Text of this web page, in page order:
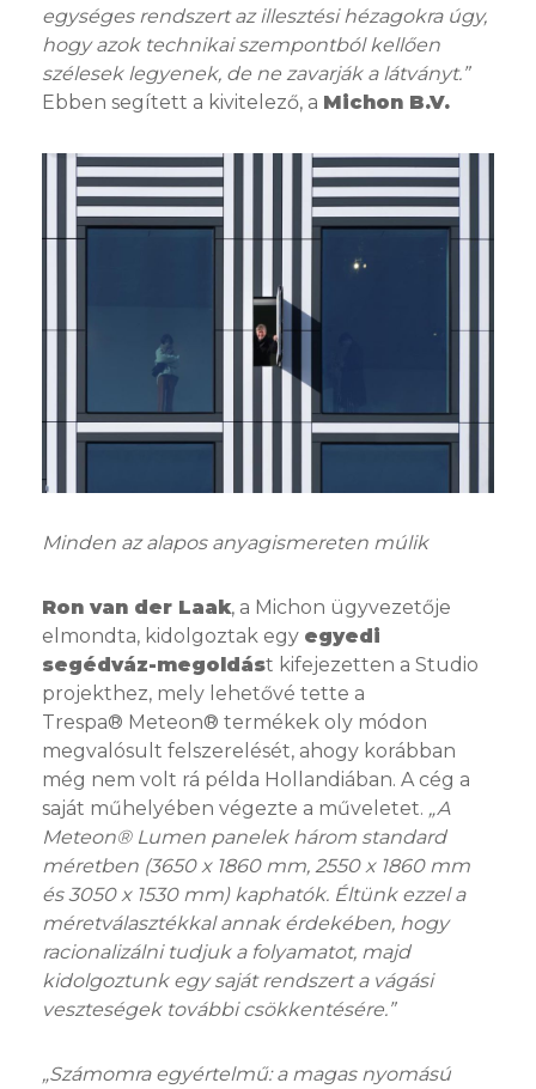
egységes rendszert az illesztési hézagokra úgy,
hogy azok technikai szempontból kellően
szélesek legyenek, de ne zavarják a látványt.”
Ebben segített a kivitelező, a Michon B.V.
Minden az alapos anyagismereten múlik
Ron van der Laak, a Michon ügyvezetője
elmondta, kidolgoztak egy egyedi
segédváz-megoldást kifejezetten a Studio
projekthez, mely lehetővé tette a
Trespa® Meteon® termékek oly módon
megvalósult felszerelését, ahogy korábban
még nem volt rá példa Hollandiában. A cég a
saját műhelyében végezte a műveletet. „A
Meteon® Lumen panelek három standard
méretben (3650 x 1860 mm, 2550 x 1860 mm
és 3050 x 1530 mm) kaphatók. Éltünk ezzel a
méretválasztékkal annak érdekében, hogy
racionalizálni tudjuk a folyamatot, majd
kidolgoztunk egy saját rendszert a vágási
veszteségek további csökkentésére.”
„Számomra egyértelmű: a magas nyomású